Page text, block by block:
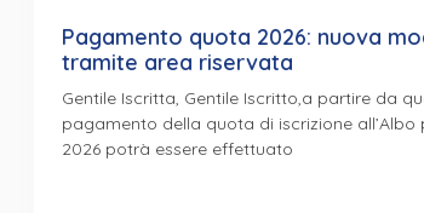
Pagamento quota 2026: nuova
tramite area riservata
Gentile Iscritta, Gentile Iscritto,a partire da
pagamento della quota di iscrizione all’Albo
2026 potrà essere effettuato